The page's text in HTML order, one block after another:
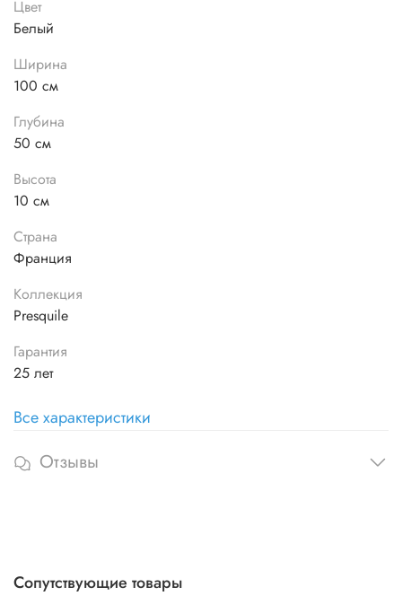
Цвет
Белый
Ширина
100 см
Глубина
50 см
Высота
10 см
Страна
Франция
Коллекция
Presquile
Гарантия
25 лет
Все характеристики
Отзывы
Сопутствующие товары